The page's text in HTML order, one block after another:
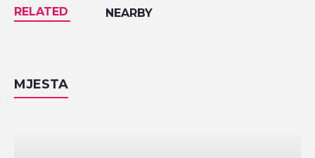
RELATED NEARBY
MJESTA